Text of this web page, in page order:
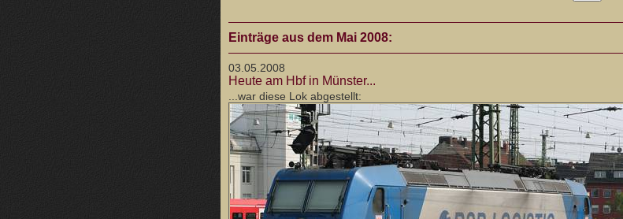
Einträge aus dem Mai 2008:
03.05.2008
Heute am Hbf in Münster...
...war diese Lok abgestellt: